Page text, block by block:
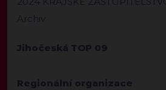
Archiv
Jihočeská TOP 09
Regionální organizace